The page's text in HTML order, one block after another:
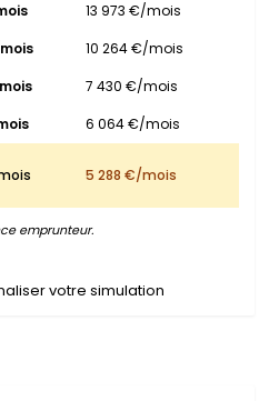
13 973 €/mois
10 264 €/mois
7 430 €/mois
6 064 €/mois
5 288 €/mois
emprunteur.
votre simulation